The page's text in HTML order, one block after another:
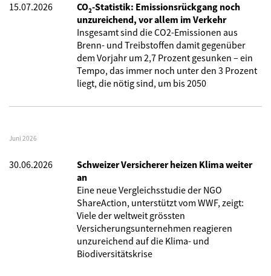
15.07.2026
CO₂-Statistik: Emissionsrückgang noch
unzureichend, vor allem im Verkehr
Insgesamt sind die CO2-Emissionen aus
Brenn- und Treibstoffen damit gegenüber
dem Vorjahr um 2,7 Prozent gesunken – ein
Tempo, das immer noch unter den 3 Prozent
liegt, die nötig sind, um bis 2050
Juni 2026
30.06.2026
Schweizer Versicherer heizen Klima weiter
an
Eine neue Vergleichsstudie der NGO
ShareAction, unterstützt vom WWF, zeigt:
Viele der weltweit grössten
Versicherungsunternehmen reagieren
unzureichend auf die Klima- und
Biodiversitätskrise